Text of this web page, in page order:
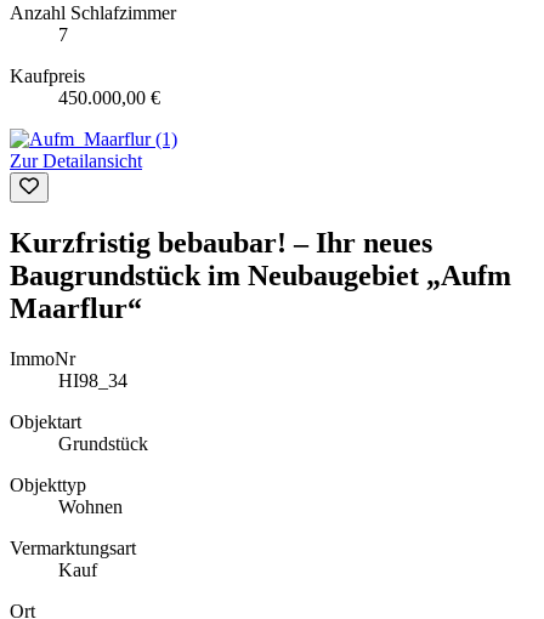
Anzahl Schlafzimmer
7
Kaufpreis
450.000,00 €
Zur Detailansicht
Kurzfristig bebaubar! – Ihr neues
Baugrundstück im Neubaugebiet „Aufm
Maarflur“
ImmoNr
HI98_34
Objektart
Grundstück
Objekttyp
Wohnen
Vermarktungsart
Kauf
Ort